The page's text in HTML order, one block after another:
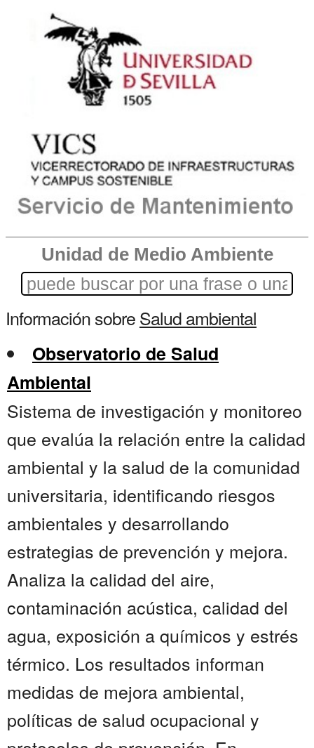
Unidad de Medio Ambiente
Información sobreSalud ambiental
Observatorio de Salud
Ambiental
Sistema de investigación y monitoreo
que evalúa la relación entre la calidad
ambiental y la salud de la comunidad
universitaria, identificando riesgos
ambientales y desarrollando
estrategias de prevención y mejora.
Analiza la calidad del aire,
contaminación acústica, calidad del
agua, exposición a químicos y estrés
térmico. Los resultados informan
medidas de mejora ambiental,
políticas de salud ocupacional y